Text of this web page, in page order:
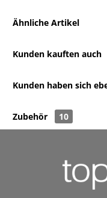
Ähnliche Artikel
Kunden kauften auch
Kunden haben sich
Zubehör 10